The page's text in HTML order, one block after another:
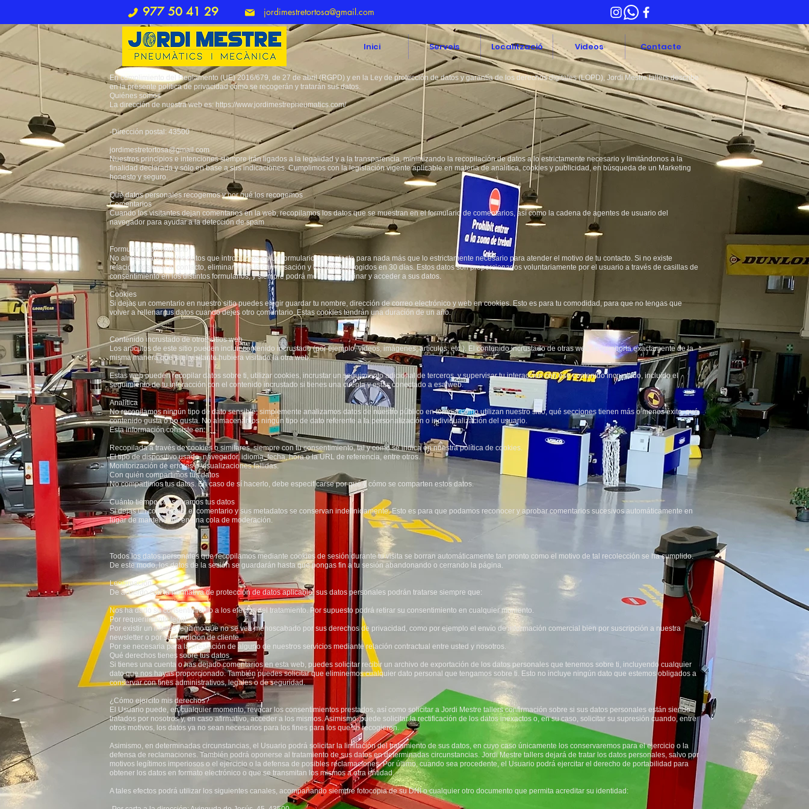
jordimestretortosa@gmail.com
977 50 41 29
Inici Serveis Localització Videos Contacte
En cumplimiento del Reglamento (UE) 2016/679, de 27 de abril (RGPD) y en la Ley de protección de datos y garantía de los derechos digitales (LOPD), Jordi Mestre tallers describe
en la presente política de privacidad cómo se recogerán y tratarán sus datos.
Quiénes somos
La dirección de nuestra web es: https://www.jordimestrepneumatics.com/
-Dirección postal: 43500
jordimestretortosa@gmail.com
Nuestros principios e intenciones siempre irán ligados a la legalidad y a la transparencia, minimizando la recopilación de datos a lo estrictamente necesario y limitándonos a la
finalidad declarada y sólo en base a sus indicaciones. Cumplimos con la legislación vigente aplicable en materia de analítica, cookies y publicidad, en búsqueda de un Marketing
honesto y seguro.
Qué datos personales recogemos y por qué los recogemos
Comentarios
Cuando los visitantes dejan comentarios en la web, recopilamos los datos que se muestran en el formulario de comentarios, así como la cadena de agentes de usuario del
navegador para ayudar a la detección de spam
Formularios de contacto
No almacenaremos los datos que introduzcas en un formulario de contacto para nada más que lo estrictamente necesario para atender el motivo de tu contacto. Si no existe
relación posterior al contacto, eliminaremos la conversación y los datos recogidos en 30 días. Estos datos son proporcionados voluntariamente por el usuario a través de casillas de
consentimiento en los distintos formularios, y siempre podrá modificar, eliminar y acceder a sus datos.
Cookies
Si dejas un comentario en nuestro sitio puedes elegir guardar tu nombre, dirección de correo electrónico y web en cookies. Esto es para tu comodidad, para que no tengas que
volver a rellenar tus datos cuando dejes otro comentario. Estas cookies tendrán una duración de un año.
Contenido incrustado de otros sitios web
Los artículos de este sitio pueden incluir contenido incrustado (por ejemplo, vídeos, imágenes, artículos, etc.). El contenido incrustado de otras web se comporta exactamente de la
misma manera que si el visitante hubiera visitado la otra web.
Estas web pueden recopilar datos sobre ti, utilizar cookies, incrustar un seguimiento adicional de terceros, y supervisar tu interacción con ese contenido incrustado, incluido el
seguimiento de tu interacción con el contenido incrustado si tienes una cuenta y estás conectado a esa web.
Analítica
No recopilamos ningún tipo de dato sensible, simplemente analizamos datos de nuestro público en torno a cómo utilizan nuestro sitio, qué secciones tienen más o menos éxito, qué
contenido gusta o no gusta. No almacenamos ningún tipo de dato referente a la personalización o individualización del usuario.
Esta información consiste en:
Recopilada a través de cookies o similares, siempre con tu consentimiento, tal y como se indica en nuestra política de cookies.
El tipo de dispositivo usado, navegador, idioma, fecha, hora o la URL de referencia, entre otros.
Monitorización de errores o visualizaciones fallidas.
Con quién compartimos tus datos
No compartimos tus datos. En caso de sí hacerlo, debe especificarse por qué y cómo se comparten estos datos.
Cuánto tiempo conservamos tus datos
Si dejas un comentario, el comentario y sus metadatos se conservan indefinidamente. Esto es para que podamos reconocer y aprobar comentarios sucesivos automáticamente en
lugar de mantenerlos en una cola de moderación.
Todos los datos personales que recopilamos mediante cookies de sesión durante tu visita se borran automáticamente tan pronto como el motivo de tal recolección se ha cumplido.
De este modo, los datos de la sesión se guardarán hasta que pongas fin a tu sesión abandonando o cerrando la página.
Legitimación
De acuerdo con la normativa de protección de datos aplicable, sus datos personales podrán tratarse siempre que:
Nos ha dado su consentimiento a los efectos del tratamiento. Por supuesto podrá retirar su consentimiento en cualquier momento.
Por requerimiento legal.
Por existir un interés legítimo que no se vea menoscabado por sus derechos de privacidad, como por ejemplo el envío de información comercial bien por suscripción a nuestra
newsletter o por su condición de cliente.
Por se necesaria para la prestación de alguno de nuestros servicios mediante relación contractual entre usted y nosotros.
Qué derechos tienes sobre tus datos
Si tienes una cuenta o has dejado comentarios en esta web, puedes solicitar recibir un archivo de exportación de los datos personales que tenemos sobre ti, incluyendo cualquier
dato que nos hayas proporcionado. También puedes solicitar que eliminemos cualquier dato personal que tengamos sobre ti. Esto no incluye ningún dato que estemos obligados a
conservar con fines administrativos, legales o de seguridad.
¿Cómo ejercito mis derechos?
El Usuario puede, en cualquier momento, revocar los consentimientos prestados, así como solicitar a Jordi Mestre tallers confirmación sobre si sus datos personales están siendo
tratados por nosotros y, en caso afirmativo, acceder a los mismos. Asimismo, puede solicitar la rectificación de los datos inexactos o, en su caso, solicitar su supresión cuando, entre
otros motivos, los datos ya no sean necesarios para los fines para los que se recogieron.
Asimismo, en determinadas circunstancias, el Usuario podrá solicitar la limitación del tratamiento de sus datos, en cuyo caso únicamente los conservaremos para el ejercicio o la
defensa de reclamaciones. También podrá oponerse al tratamiento de sus datos en determinadas circunstancias. Jordi Mestre tallers dejará de tratar los datos personales, salvo por
motivos legítimos imperiosos o el ejercicio o la defensa de posibles reclamaciones. Por último, cuando sea procedente, el Usuario podrá ejercitar el derecho de portabilidad para
obtener los datos en formato electrónico o que se transmitan los mismos a otra entidad.
A tales efectos podrá utilizar los siguientes canales, acompañando siempre fotocopia de su DNI o cualquier otro documento que permita acreditar su identidad: